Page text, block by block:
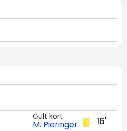
16'
Gult kort
M. Pieringer